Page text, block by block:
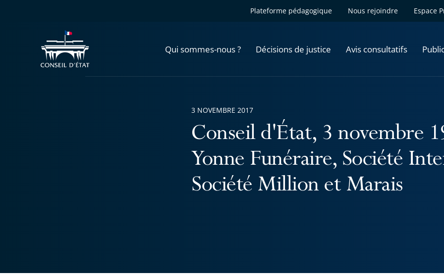
Plateforme pédagogique Nous rejoindre Espace
Qui sommes-nous ? Décisions de justice Avis consultatifs
Conseil d'État, 3 novembre
Yonne Funéraire, Société
Société Million et Marais
3 NOVEMBRE 2017